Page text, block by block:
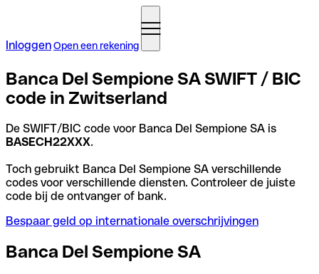
InloggenOpen een rekening
Banca Del Sempione SA SWIFT / BIC
code in Zwitserland
De SWIFT/BIC code voor Banca Del Sempione SA is
BASECH22XXX.
Toch gebruikt Banca Del Sempione SA verschillende
codes voor verschillende diensten. Controleer de juiste
code bij de ontvanger of bank.
Bespaar geld op internationale overschrijvingen
Banca Del Sempione SA